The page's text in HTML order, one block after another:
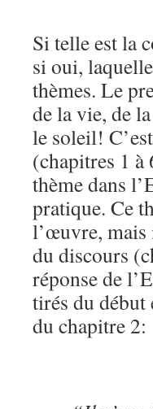
Si telle est la
si oui,
thèmes. Le
de la vie, de
le soleil!
(chapitres 1 à
thème dans
pratique. Ce
l’œuvre, mais
du discours
réponse de
tirés du début
du chapitre 2: